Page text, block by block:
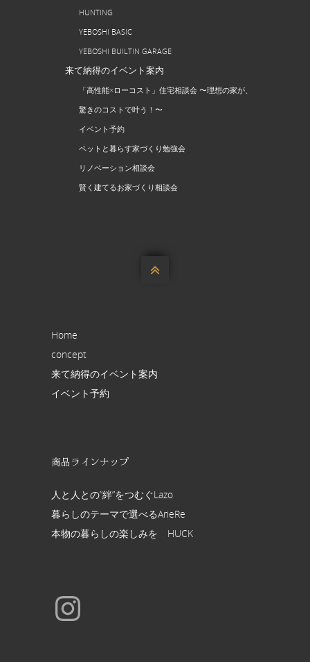
HUNTING
YEBOSHI BASIC
YEBOSHI BUILTIN GARAGE
来て納得のイベント案内
「高性能×ローコスト」住宅相談会 〜理想の家が、
驚きのコストで叶う！〜
イベント予約
ペットと暮らす家づくり勉強会
リノベーション相談会
賢く建てるお家づくり相談会

Home
concept
来て納得のイベント案内
イベント予約
商品ラインナップ
人と人との”絆”をつむぐLazo
暮らしのテーマで選べるArieRe
本物の暮らしの楽しみを HUCK
Instagram